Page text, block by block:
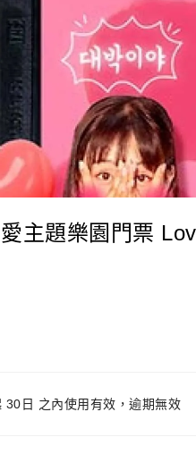
主題樂園門票
30日 之內使用有效，逾期無效